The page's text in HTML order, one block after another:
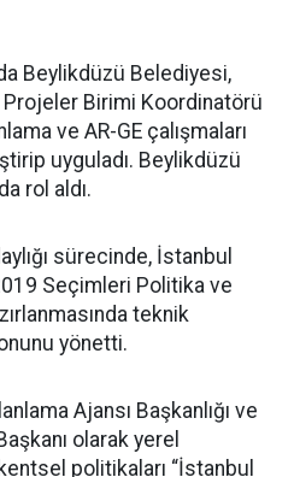
Beylikdüzü Belediyesi,
Birimi Koordinatörü
ve AR-GE çalışmaları
uyguladı. Beylikdüzü
rol aldı.
sürecinde, İstanbul
Seçimleri Politika ve
teknik
yönetti.
Ajansı Başkanlığı ve
olarak yerel
politikaları “İstanbul